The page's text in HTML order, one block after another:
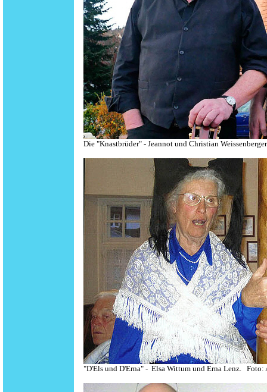
Die "Knastbrüder" - Jeannot und Christian
"D'Els und D'Erna" - Elsa Wittum und Erna Lenz. Foto: